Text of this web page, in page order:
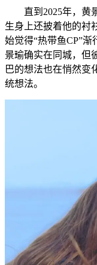
直到2025年，黄景
生身上还披着他的衬
始觉得“热带鱼CP”
景瑜确实在同城，
巴的想法也在悄然变
统想法。